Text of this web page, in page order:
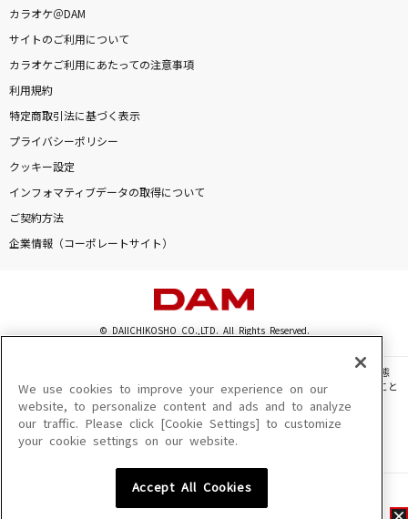
カラオケ＠DAM
サイトのご利用について
カラオケご利用にあたっての注意事項
利用規約
特定商取引法に基づく表示
プライバシーポリシー
クッキー設定
インフォマティブデータの取得について
ご契約方法
企業情報（コーポレートサイト）
© DAIICHIKOSHO CO.,LTD. All Rights Reserved.
このサイトに掲載されている一切の文章・画像・写真・動画・音声等を、手段や形態
を問わず、著作権法の定める範囲を超えて無断で複製、転載、ファイル化などすること
を禁じます。
楽曲及びコンテンツは、機種によりご利用いただけない場合があります。
楽曲及びコンテンツの配信日、配信内容が変更になる場合があります。
We use cookies to improve your experience on our
website, to personalize content and ads and to analyze
our traffic. Please click [Cookie Settings] to customize
your cookie settings on our website.
Accept All Cookies